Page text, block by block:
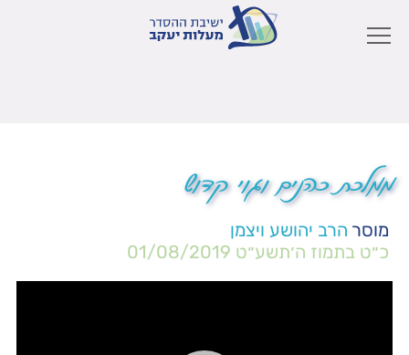
ממלכת כהנים וגוי קדוש
מוסר הרב יהושע ויצמן
כ״ט בתמוז ה׳תשע״ט 01/08/2019